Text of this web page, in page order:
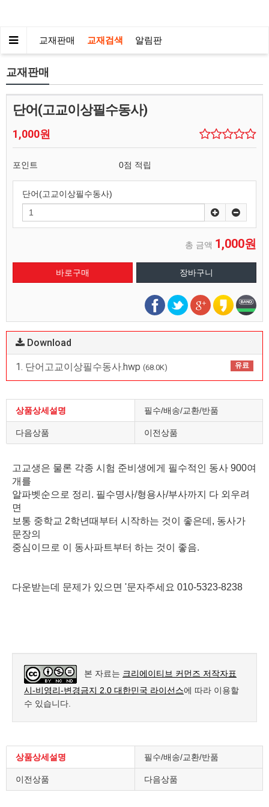
교재판매 교재검색 알림판
교재판매
단어(고교이상필수동사)
1,000원
포인트 0점 적립
단어(고교이상필수동사)
총 금액 1,000원
Download
1. 단어고교이상필수동사.hwp (68.0K) 유료
상품상세설명 필수/배송/교환/반품
다음상품 이전상품
고교생은 물론 각종 시험 준비생에게 필수적인 동사 900여
개를
알파벳순으로 정리. 필수명사/형용사/부사까지 다 외우려
면
보통 중학교 2학년때부터 시작하는 것이 좋은데, 동사가
문장의
중심이므로 이 동사파트부터 하는 것이 좋음.
다운받는데 문제가 있으면 '문자주세요 010-5323-8238
본 자료는 크리에이티브 커먼즈 저작자표
시-비영리-변경금지 2.0 대한민국 라이선스에 따라 이용할
수 있습니다.
상품상세설명 필수/배송/교환/반품
이전상품 다음상품